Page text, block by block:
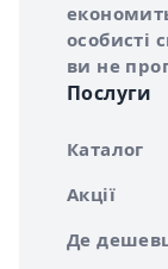
особисті
ви не
Послуги
Каталог
Акції
Де